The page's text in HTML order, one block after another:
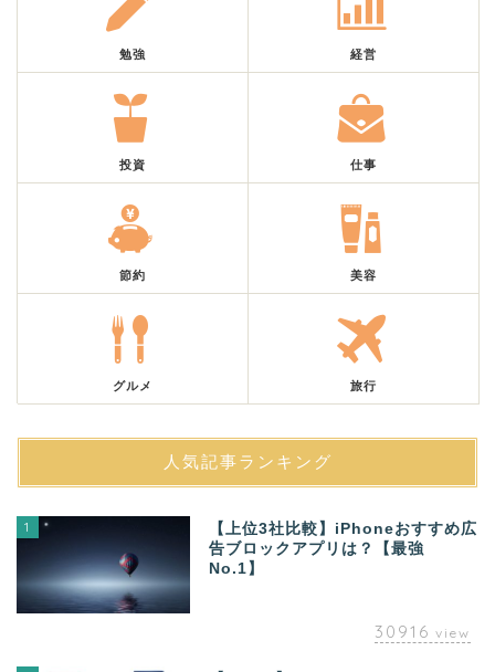
勉強 経営
投資 仕事
節約 美容
グルメ 旅行
人気記事ランキング
1
【上位3社比較】iPhoneおすすめ広
告ブロックアプリは？【最強
No.1】
30916 view